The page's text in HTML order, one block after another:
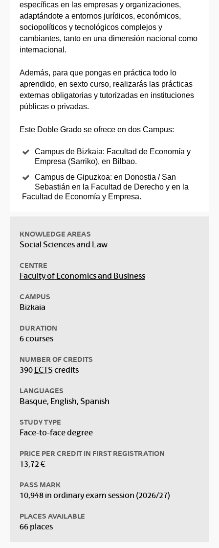
específicas en las empresas y organizaciones,
adaptándote a entornos jurídicos, económicos,
sociopolíticos y tecnológicos complejos y
cambiantes, tanto en una dimensión nacional como
internacional.
Además, para que pongas en práctica todo lo
aprendido, en sexto curso, realizarás las prácticas
externas obligatorias y tutorizadas en instituciones
públicas o privadas.
Este Doble Grado se ofrece en dos Campus:
Campus de Bizkaia: Facultad de Economía y
Empresa (Sarriko), en Bilbao.
Campus de Gipuzkoa: en Donostia / San
Sebastián en la Facultad de Derecho y en la
Facultad de Economía y Empresa.
KNOWLEDGE AREAS
Social Sciences and Law
CENTRE
Faculty of Economics and Business
CAMPUS
Bizkaia
DURATION
6 courses
NUMBER OF CREDITS
390 ECTS credits
LANGUAGES
Basque, English, Spanish
STUDY TYPE
Face-to-face degree
PRICE PER CREDIT IN FIRST REGISTRATION
13,72 €
PASS MARK
10,948 in ordinary exam session (2026/27)
PLACES AVAILABLE
66 places